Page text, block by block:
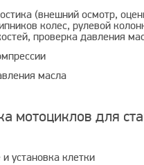
(внешний осмотр,
колес, рулевой
проверка давления
масла
мотоциклов для
установка клетки